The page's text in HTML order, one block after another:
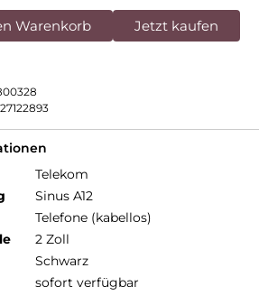
Warenkorb Jetzt kaufen
Telekom
Sinus A12
Telefone (kabellos)
2 Zoll
Schwarz
sofort verfügbar